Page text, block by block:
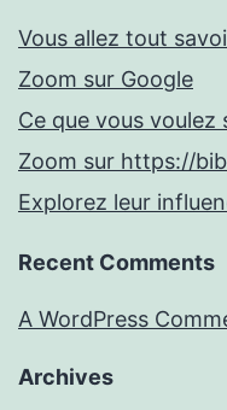
Vous allez tout
Zoom sur Google
Ce que vous voulez
Zoom sur https://
Explorez leur
Recent Comments
A WordPress
Archives